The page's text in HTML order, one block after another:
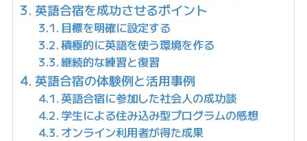
英語合宿を成功させるポイント
目標を明確に設定する
積極的に英語を使う環境を作る
継続的な練習と復習
英語合宿の体験例と活用事例
英語合宿に参加した社会人の成功談
学生による住み込み型プログラムの感想
オンライン利用者が得た成果